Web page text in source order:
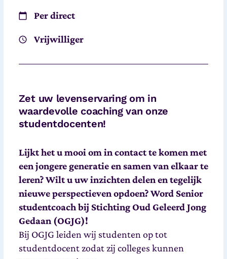
Per direct
Vrijwilliger
Zet uw levenservaring om in
waardevolle coaching van onze
studentdocenten!
Lijkt het u mooi om in contact te komen met
een jongere generatie en samen van elkaar te
leren? Wilt u uw inzichten delen en tegelijk
nieuwe perspectieven opdoen? Word Senior
studentcoach bij Stichting Oud Geleerd Jong
Gedaan (OGJG)!
Bij OGJG leiden wij studenten op tot
studentdocent zodat zij colleges kunnen